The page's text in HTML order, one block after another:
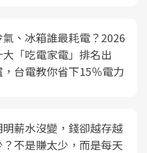
氣、冰箱誰最耗電？2026
大「吃電家電」排名出
，台電教你省下15％電力
明薪水沒變，錢卻越存越
？不是賺太少，而是每天